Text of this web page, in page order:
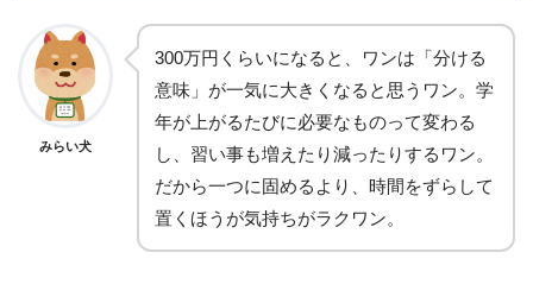
みらい犬
300万円くらいになると、ワンは「分ける
意味」が一気に大きくなると思うワン。学
年が上がるたびに必要なものって変わる
し、習い事も増えたり減ったりするワン。
だから一つに固めるより、時間をずらして
置くほうが気持ちがラクワン。